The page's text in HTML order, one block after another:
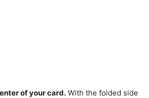
of your card. With the folded side